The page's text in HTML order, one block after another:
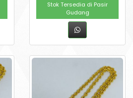
Stok Tersedia di Pasir
Gudang